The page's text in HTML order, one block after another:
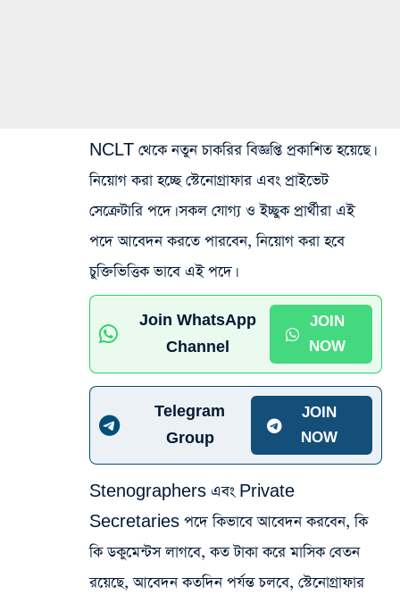
NCLT থেকে নতুন চাকরির বিজ্ঞপ্তি প্রকাশিত হয়েছে।
নিয়োগ করা হচ্ছে স্টেনোগ্রাফার এবং প্রাইভেট
সেক্রেটারি পদে। সকল যোগ্য ও ইচ্ছুক প্রার্থীরা এই
পদে আবেদন করতে পারবেন, নিয়োগ করা হবে
চুক্তিভিত্তিক ভাবে এই পদে।
Join WhatsApp
Channel
JOIN
NOW
Telegram
Group
JOIN
NOW
Stenographers এবং Private
Secretaries পদে কিভাবে আবেদন করবেন, কি
কি ডকুমেন্টস লাগবে, কত টাকা করে মাসিক বেতন
রয়েছে, আবেদন কতদিন পর্যন্ত চলবে, স্টেনোগ্রাফার